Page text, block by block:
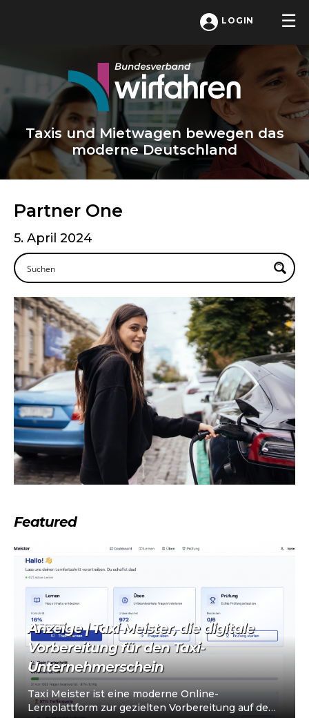
LOGIN
Taxis und Mietwagen bewegen das
moderne Deutschland
Partner One
5. April 2024
Featured
Anzeige | Taxi Meister, die digitale
Vorbereitung für den Taxi-
Unternehmerschein
Taxi Meister ist eine moderne Online-
Lernplattform zur gezielten Vorbereitung auf den